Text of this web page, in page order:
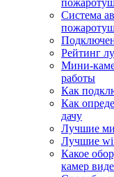
Система
Рейтинг
Мини-
работы
Как
Как
дачу
Лучшие
Лучшие
Какое
камер